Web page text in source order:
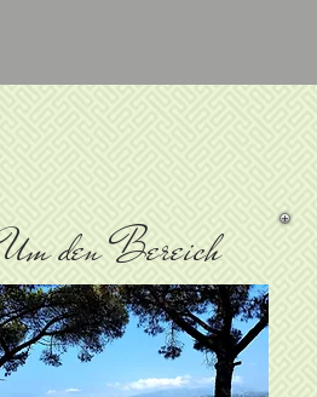
Um den Bereich